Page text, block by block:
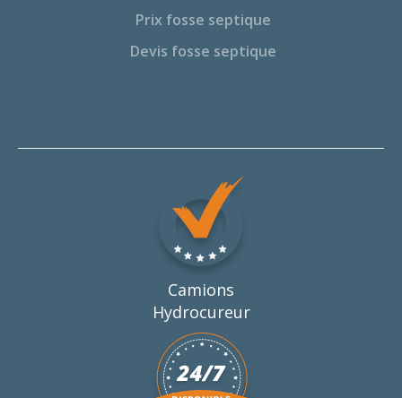
Prix fosse septique
Devis fosse septique
Camions
Hydrocureur